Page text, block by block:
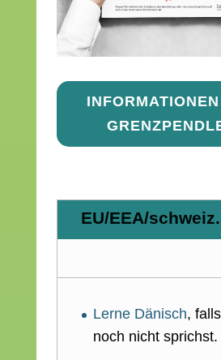
EU/EEA/
Lerne Dänisch,
noch nicht sprichst.